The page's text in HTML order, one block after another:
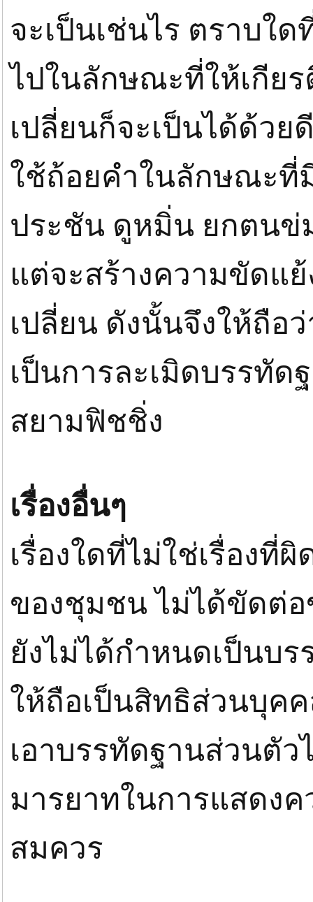
จะเป็นเช่นไร ตราบใ
ไปในลักษณะที่ให้เกีย
เปลี่ยนก็จะเป็นได้ด้ว
ใช้ถ้อยคำในลักษณะที่
ประชัน ดูหมิ่น ยกตน
แต่จะสร้างความขัดแ
เปลี่ยน ดังนั้นจึงให้ถือ
เป็นการละเมิดบรรทัด
สยามฟิชชิ่ง
เรื่องอื่นๆ
เรื่องใดที่ไม่ใช่เรื่องที่
ของชุมชน ไม่ได้ขัดต่อ
ยังไม่ได้กำหนดเป็นบ
ให้ถือเป็นสิทธิส่วนบุคค
เอาบรรทัดฐานส่วนตัว
มารยาทในการแสดงค
สมควร